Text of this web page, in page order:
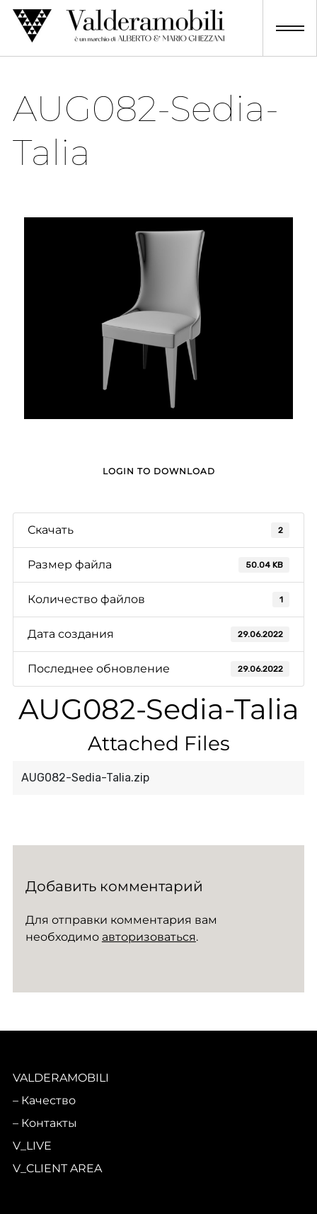
Skip
content
AUG082-Sedia-
Talia
LOGIN TO DOWNLOAD
Скачать 2
Размер файла 50.04 KB
Количество файлов 1
Дата создания 29.06.2022
Последнее обновление 29.06.2022
AUG082-Sedia-Talia
Attached Files
AUG082-Sedia-Talia.zip
Добавить комментарий
Для отправки комментария вам
необходимо авторизоваться.
VALDERAMOBILI
Качество
Контакты
V_LIVE
V_CLIENT AREA